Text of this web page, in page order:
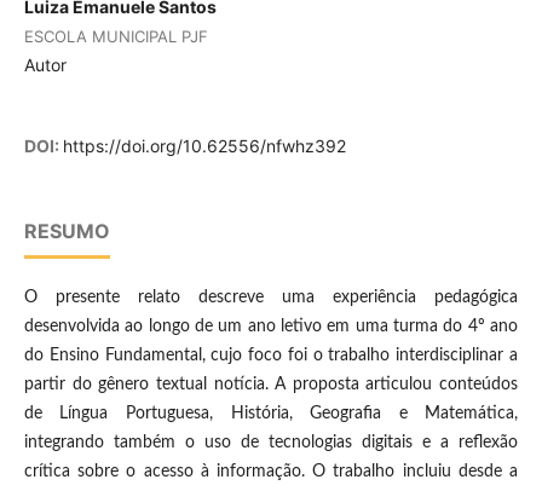
Luiza Emanuele Santos
ESCOLA MUNICIPAL PJF
Autor
DOI: https://doi.org/10.62556/nfwhz392
RESUMO
O presente relato descreve uma experiência pedagógica
desenvolvida ao longo de um ano letivo em uma turma do 4º ano
do Ensino Fundamental, cujo foco foi o trabalho interdisciplinar a
partir do gênero textual notícia. A proposta articulou conteúdos
de Língua Portuguesa, História, Geografia e Matemática,
integrando também o uso de tecnologias digitais e a reflexão
crítica sobre o acesso à informação. O trabalho incluiu desde a